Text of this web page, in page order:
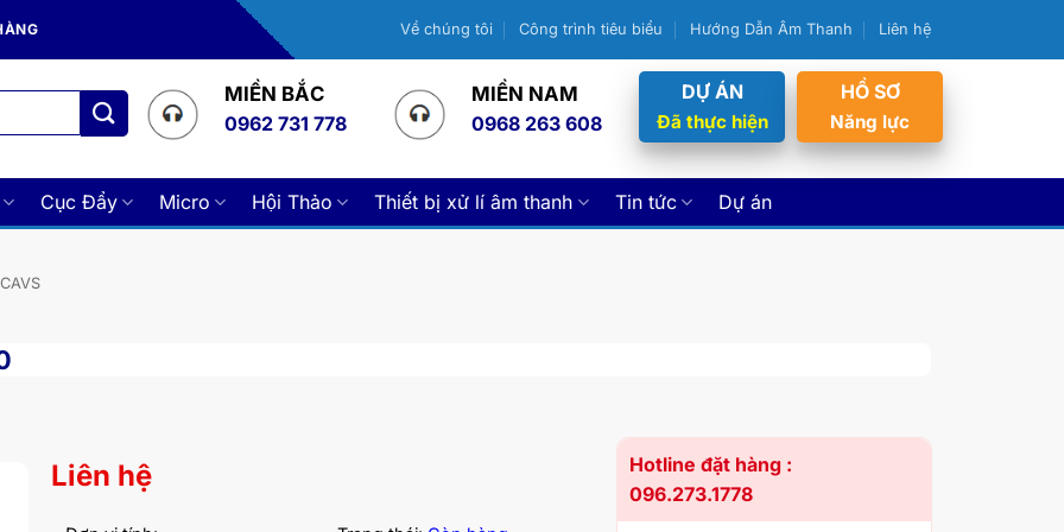
Về chúng tôi Công trình tiêu biểu Hướng Dẫn Âm Thanh Liên hệ
MIỀN BẮC
0962 731 778
MIỀN NAM
0968 263 608
DỰ ÁN
Đã thực hiện
HỒ SƠ
Năng lực
Cục Đẩy Micro Hội Thảo Thiết bị xử lí âm thanh Tin tức Dự án
Liên hệ
Hotline đặt hàng :
096.273.1778